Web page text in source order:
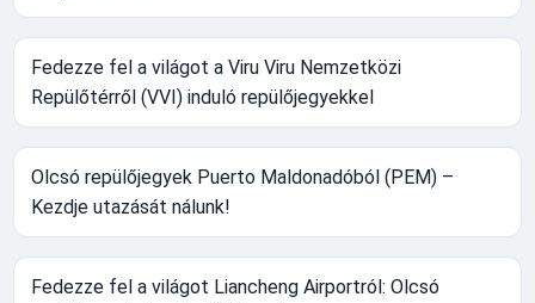
Fedezze fel a világot a Viru Viru Nemzetközi
Repülőtérről (VVI) induló repülőjegyekkel
Olcsó repülőjegyek Puerto Maldonadóból (PEM) –
Kezdje utazását nálunk!
Fedezze fel a világot Liancheng Airportról: Olcsó